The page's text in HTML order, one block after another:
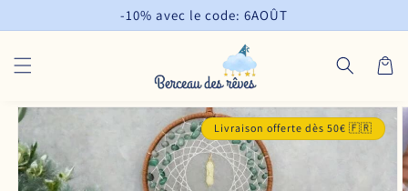
au
-10% avec le code: 6AOÛT
Panier
Livraison offerte dès 50€ 🇫🇷
Passer aux
informations
produits